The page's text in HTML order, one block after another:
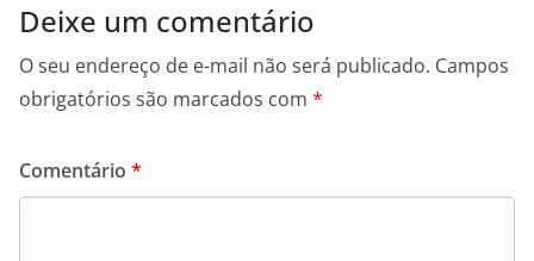
Deixe um comentário
O seu endereço de e-mail não será publicado. Campos
obrigatórios são marcados com *
Comentário *